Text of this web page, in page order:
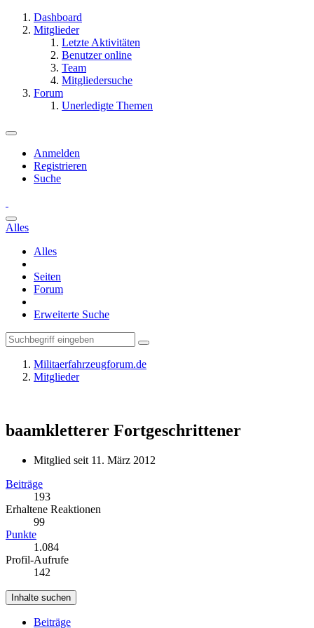
Dashboard
Mitglieder
Letzte Aktivitäten
Benutzer online
Team
Mitgliedersuche
Forum
Unerledigte Themen
Anmelden
Registrieren
Suche
Alles
Alles
Seiten
Forum
Erweiterte Suche
Militaerfahrzeugforum.de
Mitglieder
baamkletterer Fortgeschrittener
Mitglied seit 11. März 2012
Beiträge
193
Erhaltene Reaktionen
99
Punkte
1.084
Profil-Aufrufe
142
Inhalte suchen
Beiträge